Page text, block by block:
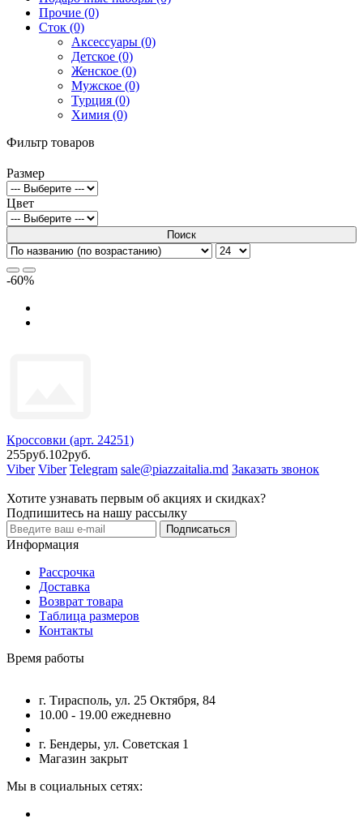
Прочие (0)
Сток (0)
Аксессуары (0)
Детское (0)
Женское (0)
Мужское (0)
Турция (0)
Химия (0)
Фильтр товаров
Размер
Цвет
Поиск
-60%
Кроссовки (арт. 24251)
255руб.102руб.
Viber Viber Telegram sale@piazzaitalia.md Заказать звонок
Хотите узнавать первым об акциях и скидках?
Подпишитесь на нашу рассылку
Подписаться
Информация
Рассрочка
Доставка
Возврат товара
Таблица размеров
Контакты
Время работы
г. Тирасполь, ул. 25 Октября, 84
10.00 - 19.00 ежедневно
г. Бендеры, ул. Советская 1
Магазин закрыт
Мы в социальных сетях: